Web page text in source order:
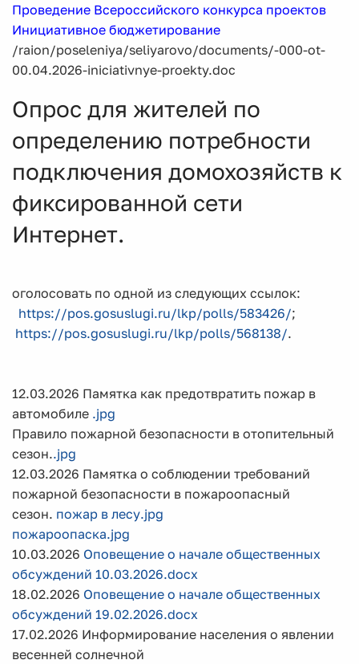
Проведение Всероссийского конкурса проектов
Инициативное бюджетирование
/raion/poseleniya/seliyarovo/documents/-000-ot-
00.04.2026-iniciativnye-proekty.doc
Опрос для жителей по
определению потребности
подключения домохозяйств к
фиксированной сети
Интернет.
оголосовать по одной из следующих ссылок:
https://pos.gosuslugi.ru/lkp/polls/583426/;
https://pos.gosuslugi.ru/lkp/polls/568138/.
12.03.2026 Памятка как предотвратить пожар в
автомобиле .jpg
Правило пожарной безопасности в отопительный
сезон..jpg
12.03.2026 Памятка о соблюдении требований
пожарной безопасности в пожароопасный
сезон. пожар в лесу.jpg
пожароопаска.jpg
10.03.2026 Оповещение о начале общественных
обсуждений 10.03.2026.docx
18.02.2026 Оповещение о начале общественных
обсуждений 19.02.2026.docx
17.02.2026 Информирование населения о явлении
весенней солнечной